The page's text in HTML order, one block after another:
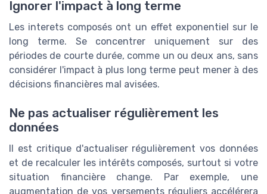
Ignorer l'impact à long terme
Les interets composés ont un effet exponentiel sur le
long terme. Se concentrer uniquement sur des
périodes de courte durée, comme un ou deux ans, sans
considérer l'impact à plus long terme peut mener à des
décisions financières mal avisées.
Ne pas actualiser régulièrement les
données
Il est critique d'actualiser régulièrement vos données
et de recalculer les intérêts composés, surtout si votre
situation financière change. Par exemple, une
augmentation de vos versements réguliers accélérera